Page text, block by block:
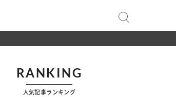
RANKING
人気記事ランキング